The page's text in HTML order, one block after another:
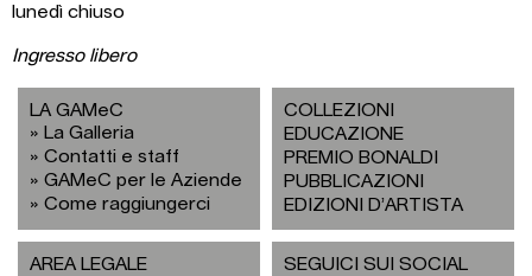
lunedì chiuso
Ingresso libero
LA GAMeC
La Galleria
Contatti e staff
GAMeC per le Aziende
Come raggiungerci
COLLEZIONI
EDUCAZIONE
PREMIO BONALDI
PUBBLICAZIONI
EDIZIONI D’ARTISTA
AREA LEGALE
SEGUICI SUI SOCIAL